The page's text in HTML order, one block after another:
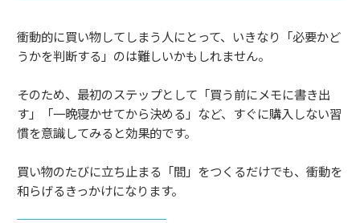
衝動的に買い物してしまう人にとって、いきなり「必要かど
うかを判断する」のは難しいかもしれません。
そのため、最初のステップとして「買う前にメモに書き出
す」「一晩寝かせてから決める」など、すぐに購入しない習
慣を意識してみると効果的です。
買い物のたびに立ち止まる「間」をつくるだけでも、衝動を
和らげるきっかけになります。